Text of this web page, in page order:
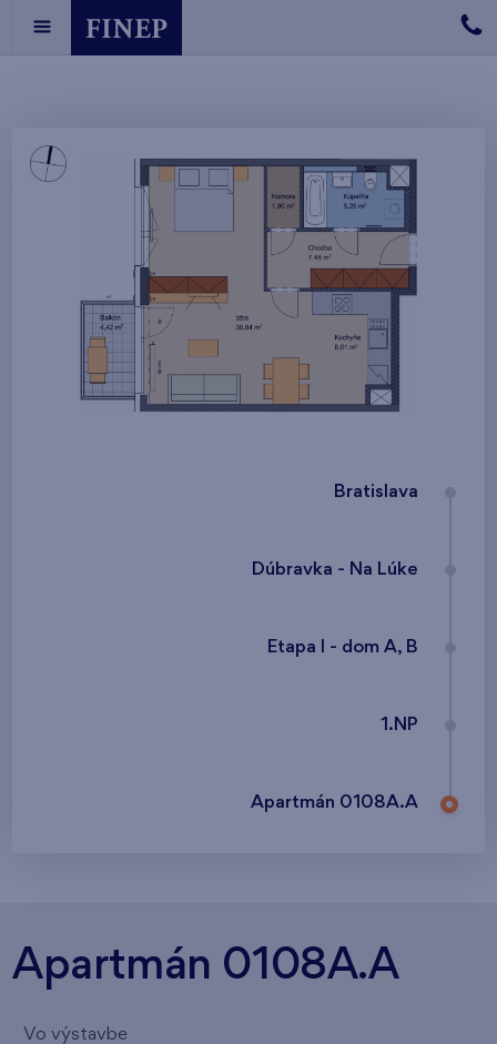
Bratislava
Dúbravka - Na Lúke
Etapa I - dom A, B
1.NP
Apartmán 0108A.A
Apartmán 0108A.A
Vo výstavbe